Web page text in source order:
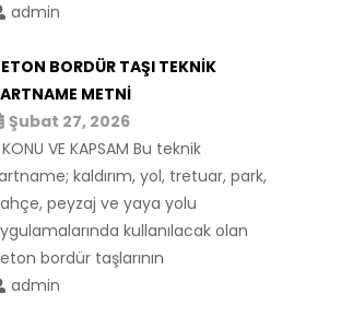
admin
BORDÜR TAŞI TEKNİK
METNİ
Şubat 27, 2026
KONU VE KAPSAM Bu teknik
kaldırım, yol, tretuar, park,
peyzaj ve yaya yolu
kullanılacak olan
bordür taşlarının
admin